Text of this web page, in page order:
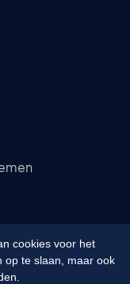
cookies voor het
op te slaan, maar ook